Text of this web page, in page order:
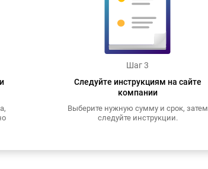
Шаг 3
Следуйте инструкциям на сайте
компании
Выберите нужную сумму и срок, затем
следуйте инструкции.